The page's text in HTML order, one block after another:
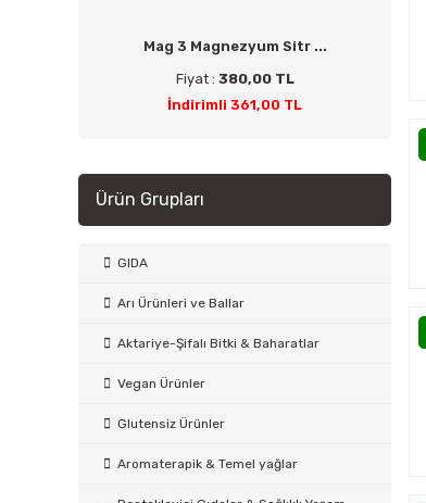
Mag 3 Magnezyum Sitr ...
Fiyat : 380,00 TL
İndirimli 361,00 TL
Ürün Grupları
GIDA
Arı Ürünleri ve Ballar
Aktariye-Şifalı Bitki & Baharatlar
Vegan Ürünler
Glutensiz Ürünler
Aromaterapik & Temel yağlar